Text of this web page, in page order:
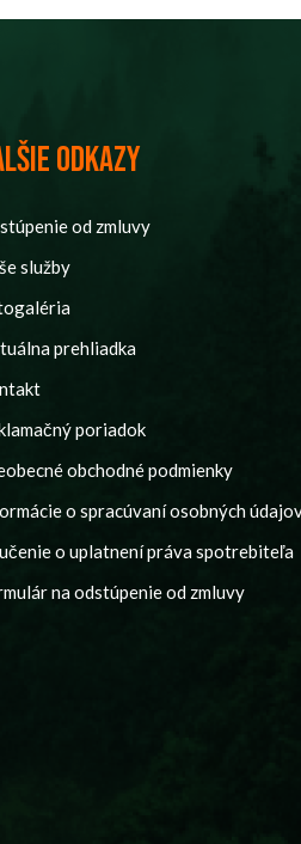
odkazy
od zmluvy
služby
prehliadka
poriadok
obchodné podmienky
o spracúvaní osobných
o uplatnení práva spotrebiteľa
na odstúpenie od zmluvy